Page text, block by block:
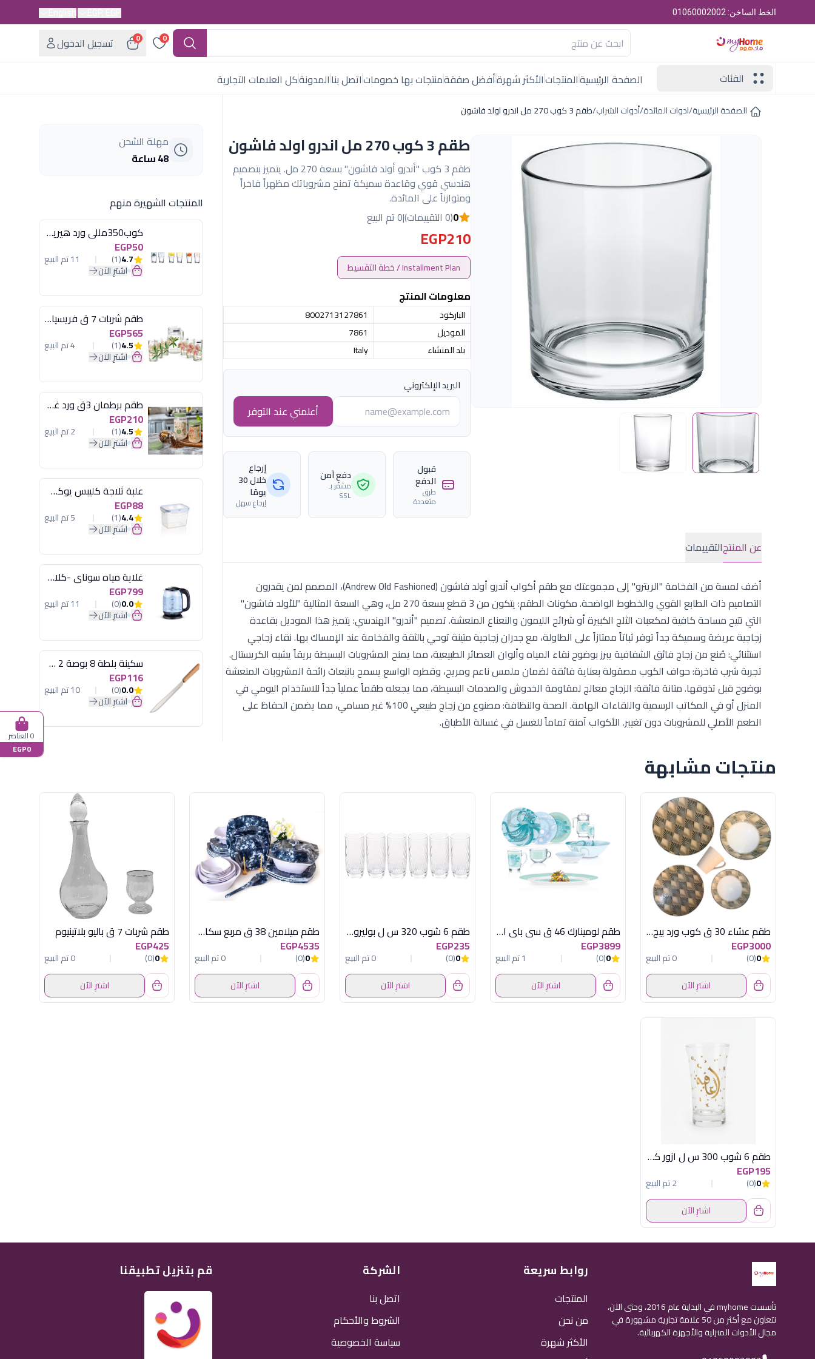
الخط الساخن: 01060002002
0
0
تسجيل الدخول
الفئات
الصفحة الرئيسيةالمنتجاتالأكثر شهرةأفضل صفقةمنتجات بها خصوماتاتصل بناالمدونةكل العلامات التجارية
الصفحة الرئيسية/ادوات المائدة/أدوات الشراب/طقم 3 كوب 270 مل اندرو اولد فاشون
طقم 3 كوب 270 مل اندرو اولد فاشون
طقم 3 كوب "أندرو أولد فاشون" بسعة 270 مل. يتميز بتصميم
هندسي قوي وقاعدة سميكة تمنح مشروباتك مظهراً فاخراً
ومتوازناً على المائدة.
0(0 التقييمات) |0 تم البيع
EGP210
Installment Plan / خطة التقسيط
معلومات المنتج
الباركود
8002713127861
الموديل
7861
بلد المنشاء
Italy
البريد الإلكتروني
أعلمني عند التوفر
قبول
الدفع
طرق
متعددة
دفع آمن
مشفّر بـ
SSL
إرجاع
خلال 30
يومًا
إرجاع سهل
عن المنتجالتقييمات
أضف لمسة من الفخامة "الريترو" إلى مجموعتك مع طقم أكواب أندرو أولد فاشون (Andrew Old Fashioned)، المصمم لمن يقدرون
التصاميم ذات الطابع القوي والخطوط الواضحة. مكونات الطقم: يتكون من 3 قطع بسعة 270 مل، وهي السعة المثالية "للأولد فاشون"
التي تتيح مساحة كافية لمكعبات الثلج الكبيرة أو شرائح الليمون والنعناع المنعشة. تصميم "أندرو" الهندسي: يتميز هذا الموديل بقاعدة
زجاجية عريضة وسميكة جداً توفر ثباتاً ممتازاً على الطاولة، مع جدران زجاجية متينة توحي بالثقة والفخامة عند الإمساك بها. نقاء زجاجي
استثنائي: صُنع من زجاج فائق الشفافية يبرز بوضوح نقاء المياه وألوان العصائر الطبيعية، مما يمنح المشروبات البسيطة بريقاً يشبه الكريستال.
تجربة شرب فاخرة: حواف الكوب مصقولة بعناية فائقة لضمان ملمس ناعم ومريح، وقطره الواسع يسمح بانبعاث رائحة المشروبات المنعشة
بوضوح قبل تذوقها. متانة فائقة: الزجاج معالج لمقاومة الخدوش والصدمات البسيطة، مما يجعله طقماً عملياً جداً للاستخدام اليومي في
المنزل أو في المكاتب الرسمية واللقاءات الهامة. الصحة والنظافة: مصنوع من زجاج طبيعي 100% غير مسامي، مما يضمن الحفاظ على
الطعم الأصلي للمشروبات دون تغيير. الأكواب آمنة تماماً للغسل في غسالة الأطباق.
مهلة الشحن
48 ساعة
المنتجات الشهيرة منهم
كوب350مللى ورد هيريفين
EGP50
4.7
(1) 11 تم البيع
اشترِ الآن
طقم شربات 7 ق فريسيا لومينارك
EGP565
4.5
(1) 4 تم البيع
اشترِ الآن
طقم برطمان 3ق ورد غطاء مينت جرين هيريفين
EGP210
4.5
(1) 2 تم البيع
اشترِ الآن
علبة ثلاجة كليبس يوكسان
EGP88
4.4
(1) 5 تم البيع
اشترِ الآن
غلاية مياه سوناي -كلاسيك 2200 وات، 1.7 لتر زجاج اضائة ليد - MAR-3752
EGP799
0.0
(0) 11 تم البيع
اشترِ الآن
سكينة بلطة 8 بوصة 2 مسمار
EGP116
0.0
(0) 10 تم البيع
اشترِ الآن
منتجات مشابهة
طقم عشاء 30 ق كوب ورد بيج كود 41
EGP3000
0
(0)
0 تم البيع
اشترِ الآن
طقم لومينارك 46 ق سى باى امارتى
EGP3899
0
(0)
1 تم البيع
اشترِ الآن
طقم 6 شوب 320 س ل بوليرو مضلع
EGP235
0
(0)
0 تم البيع
اشترِ الآن
طقم ميلامين 38 ق مربع سكاى ازرق
EGP4535
0
(0)
0 تم البيع
اشترِ الآن
طقم شربات 7 ق باليو بلاتينيوم
EGP425
0
(0)
0 تم البيع
اشترِ الآن
طقم 6 شوب 300 س ل ازور كلمات باشابتشة
EGP195
0
(0)
2 تم البيع
اشترِ الآن
تأسست myhome في البداية عام 2016، وحتى الآن،
نتعاون مع أكثر من 50 علامة تجارية مشهورة في
مجال الأدوات المنزلية والأجهزة الكهربائية.
روابط سريعة
المنتجات
من نحن
الأكثر شهرة
الشركة
اتصل بنا
الشروط والأحكام
سياسة الخصوصية
قم بتنزيل تطبيقنا
0 العناصر
EGP0